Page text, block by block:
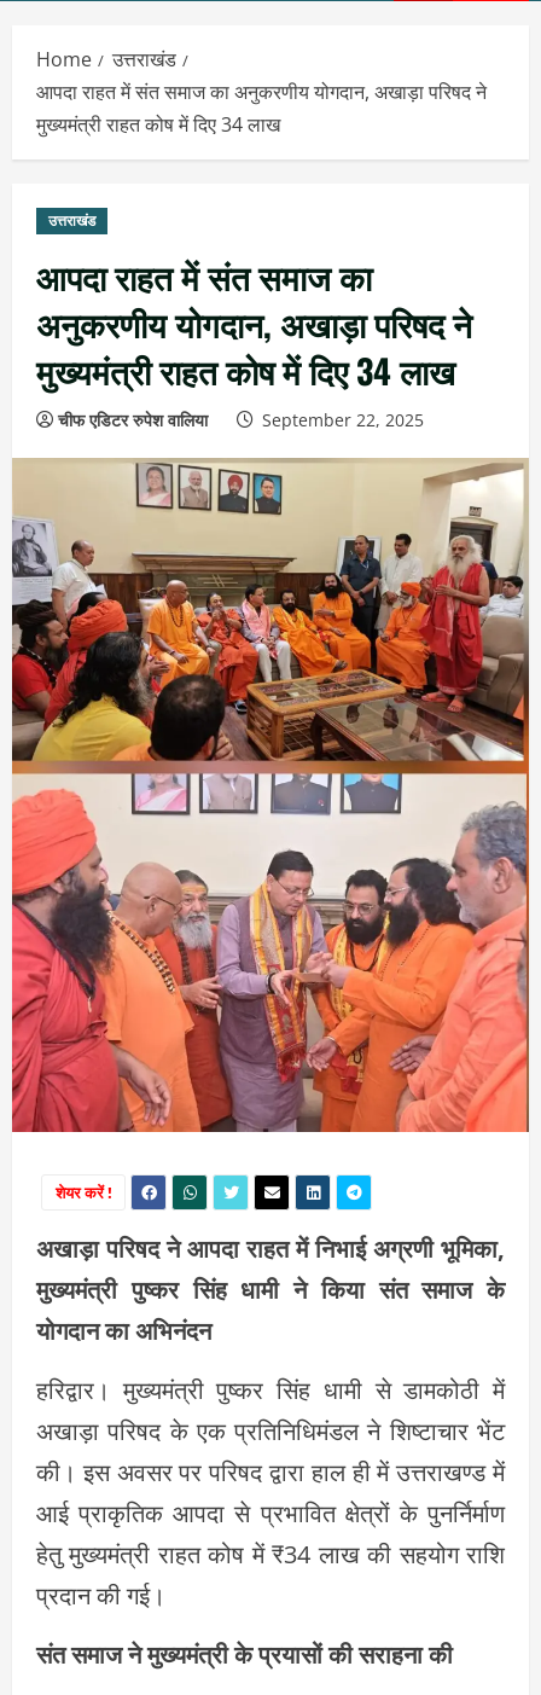
Home
उत्तराखंड
आपदा राहत में संत समाज का अनुकरणीय योगदान, अखाड़ा परिषद ने
मुख्यमंत्री राहत कोष में दिए 34 लाख
उत्तराखंड
आपदा राहत में संत समाज का
अनुकरणीय योगदान, अखाड़ा परिषद ने
मुख्यमंत्री राहत कोष में दिए 34 लाख
चीफ एडिटर रुपेश वालिया September 22, 2025
शेयर करें !
अखाड़ा परिषद ने आपदा राहत में निभाई अग्रणी भूमिका,
मुख्यमंत्री पुष्कर सिंह धामी ने किया संत समाज के
योगदान का अभिनंदन
हरिद्वार। मुख्यमंत्री पुष्कर सिंह धामी से डामकोठी में
अखाड़ा परिषद के एक प्रतिनिधिमंडल ने शिष्टाचार भेंट
की। इस अवसर पर परिषद द्वारा हाल ही में उत्तराखण्ड में
आई प्राकृतिक आपदा से प्रभावित क्षेत्रों के पुनर्निर्माण
हेतु मुख्यमंत्री राहत कोष में ₹34 लाख की सहयोग राशि
प्रदान की गई।
संत समाज ने मुख्यमंत्री के प्रयासों की सराहना की